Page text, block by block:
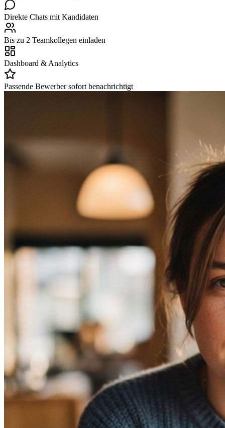
Direkte Chats mit Kandidaten
Bis zu 2 Teamkollegen einladen
Dashboard & Analytics
Passende Bewerber sofort benachrichtigt